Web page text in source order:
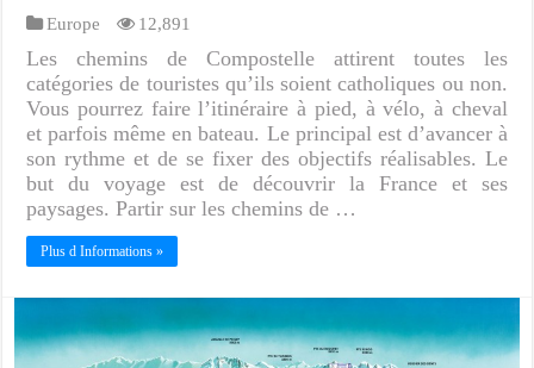
Europe 12,891
Les chemins de Compostelle attirent toutes les
catégories de touristes qu’ils soient catholiques ou non.
Vous pourrez faire l’itinéraire à pied, à vélo, à cheval
et parfois même en bateau. Le principal est d’avancer à
son rythme et de se fixer des objectifs réalisables. Le
but du voyage est de découvrir la France et ses
paysages. Partir sur les chemins de …
Plus d Informations »